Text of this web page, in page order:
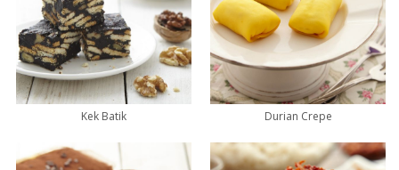
Kek Batik Durian Crepe